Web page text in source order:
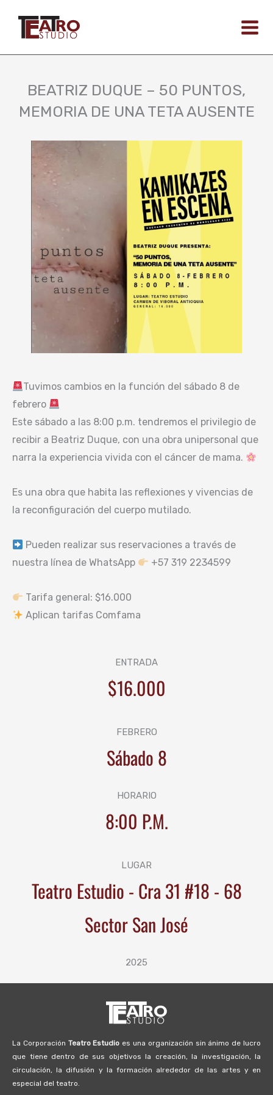
BEATRIZ DUQUE – 50 PUNTOS,
MEMORIA DE UNA TETA AUSENTE
Tuvimos cambios en la función del sábado 8 de
febrero
Este sábado a las 8:00 p.m. tendremos el privilegio de
recibir a Beatriz Duque, con una obra unipersonal que
narra la experiencia vivida con el cáncer de mama.
Es una obra que habita las reflexiones y vivencias de
la reconfiguración del cuerpo mutilado.
Pueden realizar sus reservaciones a través de
nuestra línea de WhatsApp
+57 319 2234599
Tarifa general: $16.000
Aplican tarifas Comfama
ENTRADA
$16.000
FEBRERO
Sábado 8
HORARIO
8:00 P.M.
LUGAR
Teatro Estudio - Cra 31 #18 - 68
Sector San José
2025
La Corporación Teatro Estudio es una organización sin ánimo de lucro
que tiene dentro de sus objetivos la creación, la investigación, la
circulación, la difusión y la formación alrededor de las artes y en
especial del teatro.